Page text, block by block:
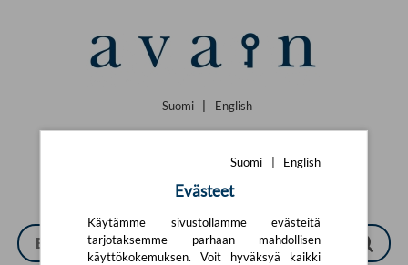
Suomi English
Suomi English
Evästeet
Käytämme sivustollamme evästeitä
tarjotaksemme parhaan mahdollisen
käyttökokemuksen. Voit hyväksyä kaikki